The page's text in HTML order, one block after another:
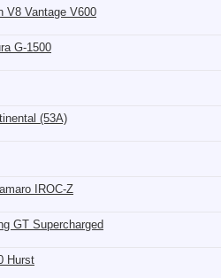
V8 Vantage V600
G-1500
(53А)
IROC-Z
GT Supercharged
Hurst